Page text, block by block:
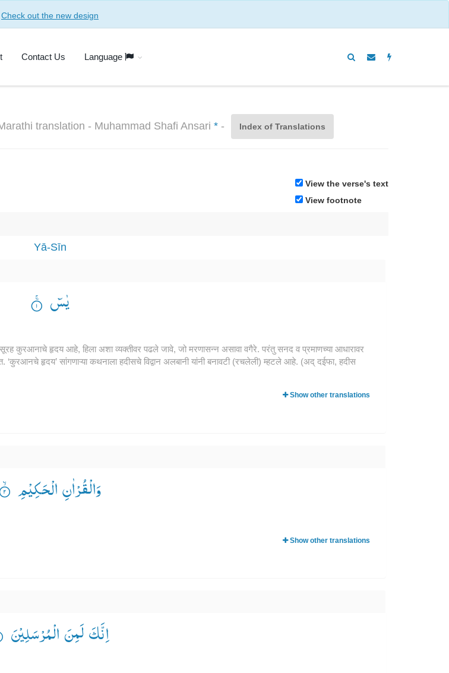
Check out the new design
Contact Us Language
translation - Muhammad Shafi Ansari *- Index of Translations
View the verse's text
View footnote
Yā-Sīn
یٰسٓ ۟ۚ
सूरह कुरआनाचे हृदय आहे, हिला अशा व्यक्तीवर पढले जावे, जो मरणासन्न असावा वगैरे. परंतु सनद व प्रमाणच्या आधारावर
हृदय’ सांगणाऱ्या कथनाला हदीसचे विद्वान अलबानी यांनी बनावटी (रचलेली) म्हटले आहे. (अद्‌ दईफा, हदीस
Show other translations
وَالْقُرْاٰنِ الْحَكِیْمِ ۟ۙ
Show other translations
اِنَّكَ لَمِنَ الْمُرْسَلِیْنَ ۟ۙ